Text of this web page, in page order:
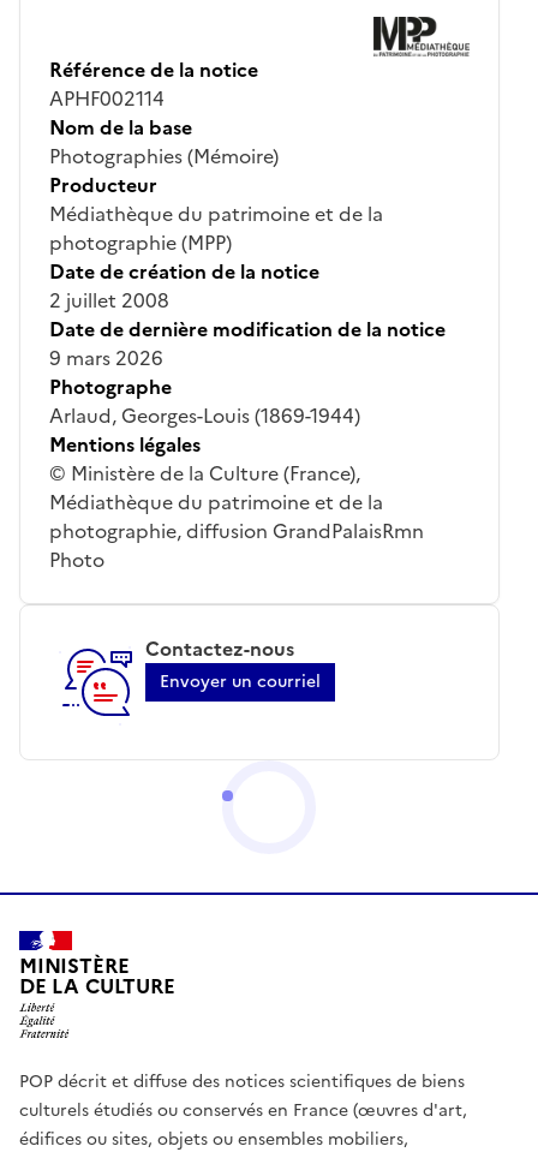
Référence de la notice
APHF002114
Nom de la base
Photographies (Mémoire)
Producteur
Médiathèque du patrimoine et de la
photographie (MPP)
Date de création de la notice
2 juillet 2008
Date de dernière modification de la notice
9 mars 2026
Photographe
Arlaud, Georges-Louis (1869-1944)
Mentions légales
© Ministère de la Culture (France),
Médiathèque du patrimoine et de la
photographie, diffusion GrandPalaisRmn
Photo
Contactez-nous
Envoyer un courriel
MINISTÈRE
DE LA CULTURE
POP décrit et diffuse des notices scientifiques de biens
culturels étudiés ou conservés en France (œuvres d'art,
édifices ou sites, objets ou ensembles mobiliers,